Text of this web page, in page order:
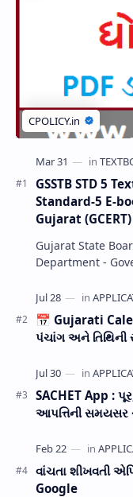
GSSTB STD 5
Standard-5 E-
Gujarat
Gujarat State
Department -
📅 Gujarati
પંચાંગ અને
SACHET App :
આપત્તિની સમયસર
વાંચતા શીખવતી
Google